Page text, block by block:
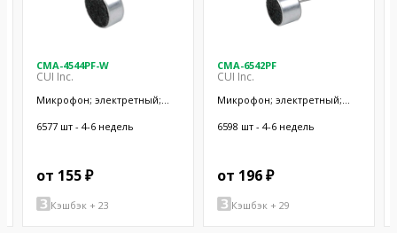
CMA-4544PF-W
CUI Inc.
Микрофон; электретный;
Ø9,7x4,5мм; SMT
6577 шт - 4-6 недель
от 155 ₽
Кэшбэк + 23
CMA-6542PF
CUI Inc.
Микрофон; электретный;
Ø9,4x6,5мм; SMT
6598 шт - 4-6 недель
от 196 ₽
Кэшбэк + 29